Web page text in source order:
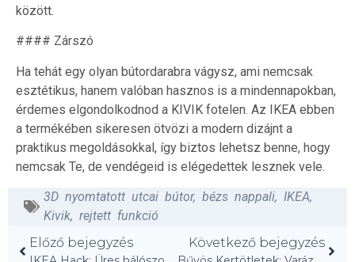
között.
#### Zárszó
Ha tehát egy olyan bútordarabra vágysz, ami nemcsak
esztétikus, hanem valóban hasznos is a mindennapokban,
érdemes elgondolkodnod a KIVIK fotelen. Az IKEA ebben
a termékében sikeresen ötvözi a modern dizájnt a
praktikus megoldásokkal, így biztos lehetsz benne, hogy
nemcsak Te, de vendégeid is elégedettek lesznek vele.
3D nyomtatott utcai bútor, bézs nappali, IKEA,
Kivik, rejtett funkció
Előző bejegyzés
Következő bejegyzés